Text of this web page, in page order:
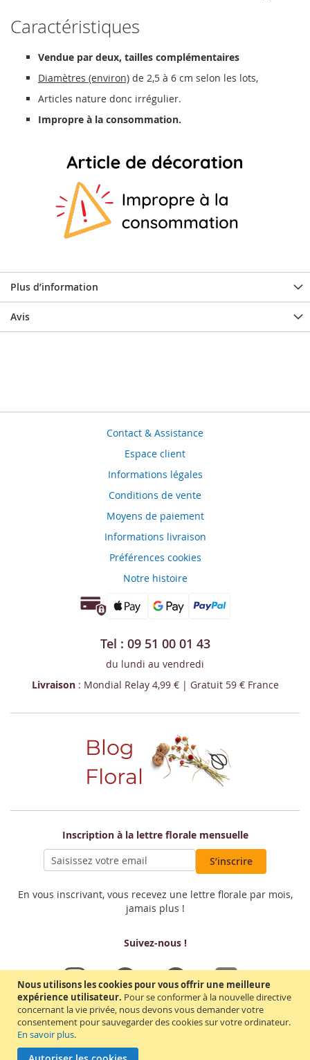
Nous utilisons les cookies pour vous offrir une meilleure
expérience utilisateur. Pour se conformer à la nouvelle directive
concernant la vie privée, nous devons vous demander votre
consentement pour sauvegarder des cookies sur votre ordinateur.
En savoir plus.
Caractéristiques
Vendue par deux, tailles complémentaires
Diamètres (environ) de 2,5 à 6 cm selon les lots,
Articles nature donc irrégulier.
Impropre à la consommation.
Plus d’information
Avis
Contact & Assistance
Espace client
Informations légales
Conditions de vente
Moyens de paiement
Informations livraison
Préférences cookies
Notre histoire
Tel : 09 51 00 01 43
du lundi au vendredi
Livraison: Mondial Relay 4,99 € | Gratuit 59 € France
Inscription à la lettre florale mensuelle
S’inscrire
En vous inscrivant, vous recevez une lettre florale par mois,
jamais plus !
Suivez-nous !
Copyright Le Jardin de Sophie - Art floral - Marque déposée - 623 Chemin de
l'allier 43220 Dunières - France - contact@lejardindesophie.fr -